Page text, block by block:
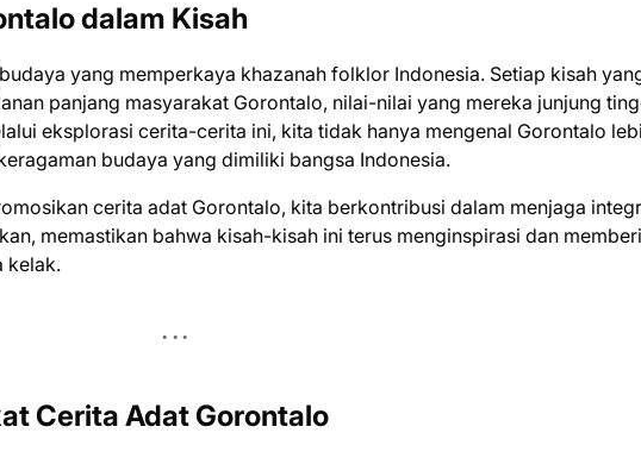
dalam Kisah
yang memperkaya khazanah folklor Indonesia. Setiap kisah
panjang masyarakat Gorontalo, nilai-nilai yang mereka junjung
eksplorasi cerita-cerita ini, kita tidak hanya mengenal Gorontalo
budaya yang dimiliki bangsa Indonesia.
cerita adat Gorontalo, kita berkontribusi dalam menjaga
memastikan bahwa kisah-kisah ini terus menginspirasi dan
kelak.
Cerita Adat Gorontalo